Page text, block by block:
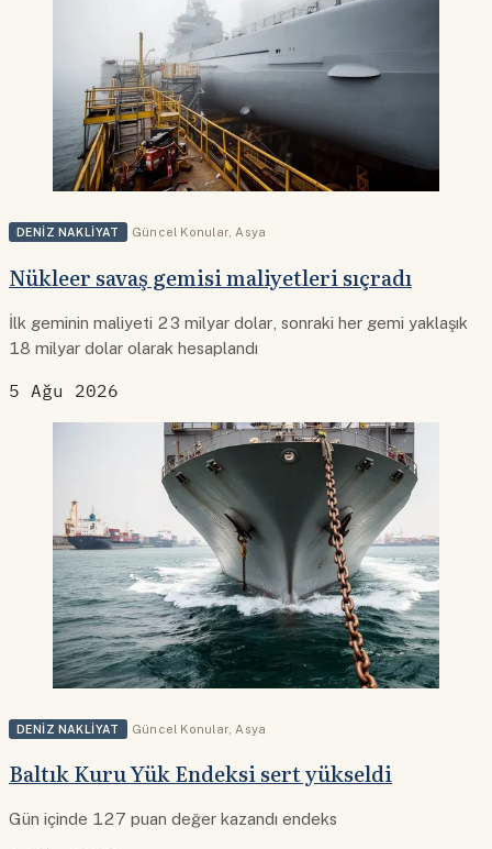
DENIZ NAKLIYAT Güncel Konular, Asya
Nükleer savaş gemisi maliyetleri sıçradı
İlk geminin maliyeti 23 milyar dolar, sonraki her gemi yaklaşık
18 milyar dolar olarak hesaplandı
5 Ağu 2026
DENIZ NAKLIYAT Güncel Konular, Asya
Baltık Kuru Yük Endeksi sert yükseldi
Gün içinde 127 puan değer kazandı endeks